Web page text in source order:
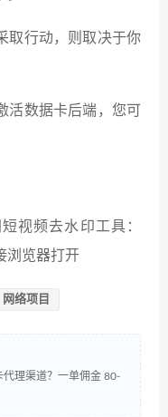
取行动，则取决于你
活数据卡后端，您可
视频去水印工具：
浏览器打开
网络项目
理渠道？一单佣金 80-